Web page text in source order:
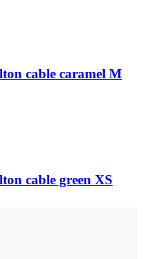
cable caramel M
cable green XS